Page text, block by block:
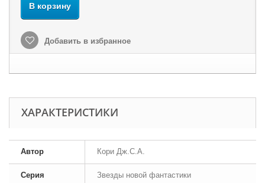
В корзину
Добавить в избранное
ХАРАКТЕРИСТИКИ
Автор Кори Дж.С.А.
Серия Звезды новой фантастики